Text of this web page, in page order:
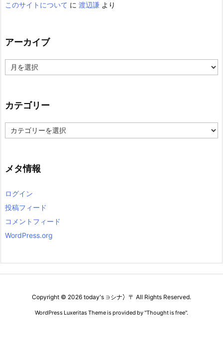
このサイトについて に 渡辺謙 より
アーカイブ
ー
ブ
カテゴリー
テ
ー
メタ情報
ログイン
投稿フィード
コメントフィード
WordPress.org
Copyright © 2026 today's ∋シナ冫〒 All Rights Reserved.
WordPress Luxeritas Theme is provided by "Thought is free".